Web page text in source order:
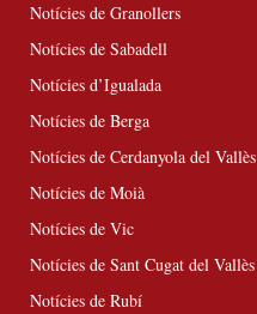
Notícies de Granollers
Notícies de Sabadell
Notícies d’Igualada
Notícies de Berga
Notícies de Cerdanyola del Vallès
Notícies de Moià
Notícies de Vic
Notícies de Sant Cugat del Vallès
Notícies de Rubí